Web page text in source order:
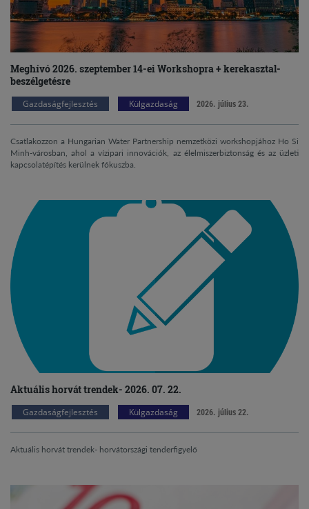
Meghívó 2026. szeptember 14-ei Workshopra + kerekasztal-
beszélgetésre
Gazdaságfejlesztés Külgazdaság 2026. július 23.
Csatlakozzon a Hungarian Water Partnership nemzetközi workshopjához Ho Si
Minh-városban, ahol a vízipari innovációk, az élelmiszerbiztonság és az üzleti
kapcsolatépítés kerülnek fókuszba.
Aktuális horvát trendek- 2026. 07. 22.
Gazdaságfejlesztés Külgazdaság 2026. július 22.
Aktuális horvát trendek- horvátországi tenderfigyelő